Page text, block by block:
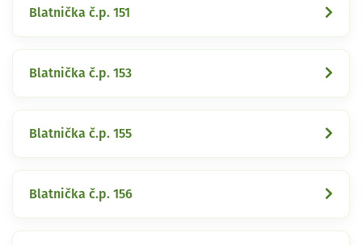
Blatnička č.p. 151
Blatnička č.p. 153
Blatnička č.p. 155
Blatnička č.p. 156